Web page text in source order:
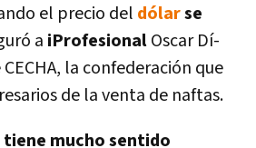
el precio del dólarse
a iProfesionalOscar Dí­
la confederación que
de la venta de naftas.
tiene mucho sentido